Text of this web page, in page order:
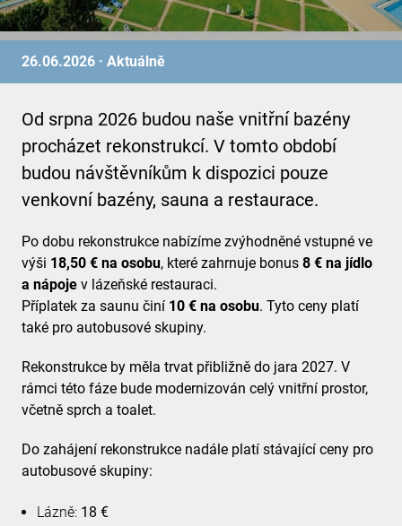
26.06.2026 · Aktuálně
Od srpna 2026 budou naše vnitřní bazény
procházet rekonstrukcí. V tomto období
budou návštěvníkům k dispozici pouze
venkovní bazény, sauna a restaurace.
Po dobu rekonstrukce nabízíme zvýhodněné vstupné ve
výši 18,50 € na osobu, které zahrnuje bonus 8 € na jídlo
a nápoje v lázeňské restauraci.
Příplatek za saunu činí 10 € na osobu. Tyto ceny platí
také pro autobusové skupiny.
Rekonstrukce by měla trvat přibližně do jara 2027. V
rámci této fáze bude modernizován celý vnitřní prostor,
včetně sprch a toalet.
Do zahájení rekonstrukce nadále platí stávající ceny pro
autobusové skupiny:
Lázně: 18 €